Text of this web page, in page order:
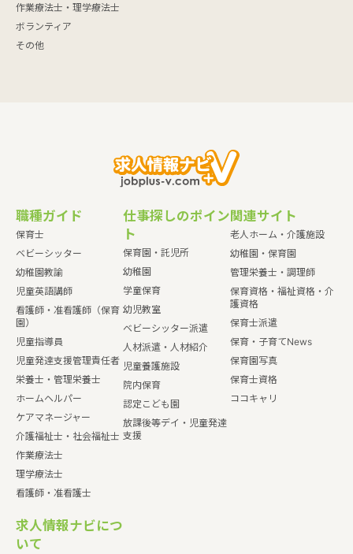
作業療法士・理学療法士
ボランティア
その他
職種ガイド
保育士
ベビーシッター
幼稚園教諭
児童英語講師
看護師・准看護師（保育
園）
児童指導員
児童発達支援管理責任者
栄養士・管理栄養士
ホームヘルパー
ケアマネージャー
介護福祉士・社会福祉士
作業療法士
理学療法士
看護師・准看護士
仕事探しのポイン
ト
保育園・託児所
幼稚園
学童保育
幼児教室
ベビーシッター派遣
人材派遣・人材紹介
児童養護施設
院内保育
認定こども園
放課後等デイ・児童発達
支援
関連サイト
老人ホーム・介護施設
幼稚園・保育園
管理栄養士・調理師
保育資格・福祉資格・介
護資格
保育士派遣
保育・子育てNews
保育園写真
保育士資格
ココキャリ
求人情報ナビにつ
いて